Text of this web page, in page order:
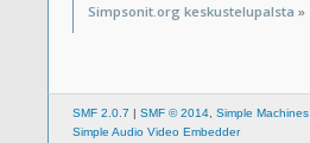
Simpsonit.org keskustelupalsta »
SMF 2.0.7 | SMF © 2014 Simple Machines
Simple Audio Video Embedder